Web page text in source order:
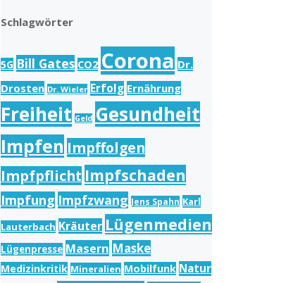
Schlagwörter
5G Bill Gates CO2 Corona Dr.
Drosten Dr. Wieler Erfolg Ernährung
Freiheit Geld Gesundheit
Impfen Impffolgen
Impfpflicht Impfschaden
Impfung Impfzwang Jens Spahn Karl
Lauterbach Kräuter Lügenmedien
Lügenpresse Masern Maske
Medizinkritik Mineralien Mobilfunk Natur